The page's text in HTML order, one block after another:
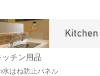
ッチン用品
水はね防止パネル